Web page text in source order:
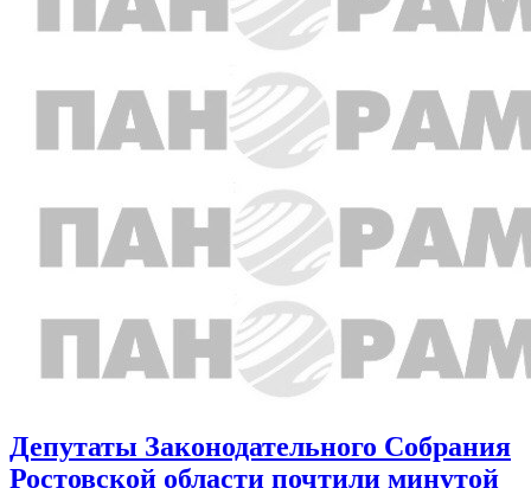
Депутаты Законодательного Собрания
Ростовской области почтили минутой